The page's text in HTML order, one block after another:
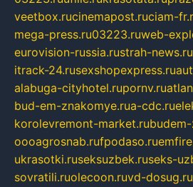
veetbox.rucinemapost.ruciam-
mega-press.ru03223.ruweb-
eurovision-russia.rustrah-news.ru
itrack-24.rusexshopexpress.ru
alabuga-cityhotel.rupornv.ru
bud-em-znakomye.rua-cdc.ru
korolevremont-market.ru
oooagrosnab.rufpodaso.ru
ukrasotki.ruseksuzbek.ruseks-
sovratili.ruolecoon.ruvd-dosug.ru